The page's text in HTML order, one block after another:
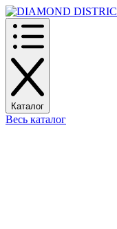
Каталог
Весь каталог